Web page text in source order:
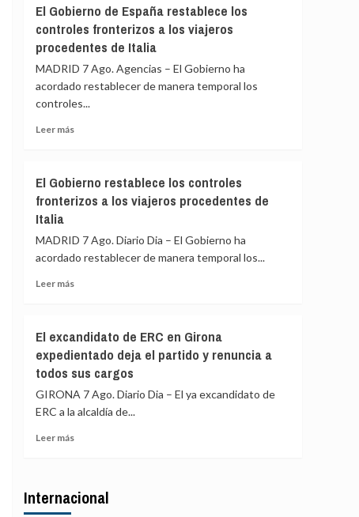
de
Madrid
VI
y
De
Espriella
escenifican
la
de
España
y
El Gobierno de España restablece los
controles fronterizos a los viajeros
procedentes de Italia
MADRID 7 Ago. Agencias – El Gobierno ha
acordado restablecer de manera temporal los
controles...
Leer másLeer
Gobierno
de
los
controles
procedentes
de
El Gobierno restablece los controles
fronterizos a los viajeros procedentes de
Italia
MADRID 7 Ago. Diario Dia – El Gobierno ha
acordado restablecer de manera temporal los...
Leer másLeer
Gobierno
restablece
los
fronterizos
a
Italia
El excandidato de ERC en Girona
expedientado deja el partido y renuncia a
todos sus cargos
GIRONA 7 Ago. Diario Dia – El ya excandidato de
ERC a la alcaldía de...
Leer másLeer
excandidato
Internacional